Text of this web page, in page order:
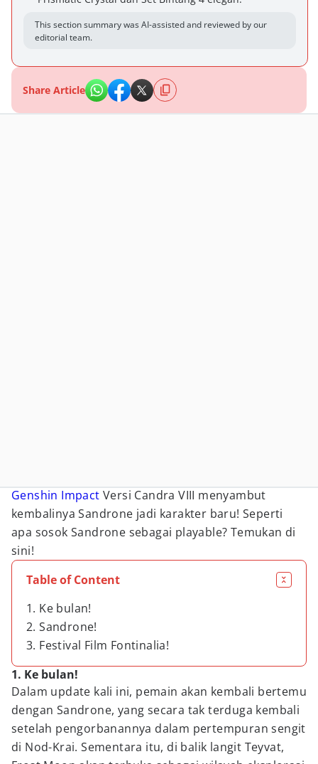
This section summary was AI-assisted and reviewed by our
editorial team.
Share Article
Genshin Impact Versi Candra VIII menyambut
kembalinya Sandrone jadi karakter baru! Seperti
apa sosok Sandrone sebagai playable? Temukan di
sini!
Table of Content
1. Ke bulan!
2. Sandrone!
3. Festival Film Fontinalia!
1. Ke bulan!
Dalam update kali ini, pemain akan kembali bertemu
dengan Sandrone, yang secara tak terduga kembali
setelah pengorbanannya dalam pertempuran sengit
di Nod-Krai. Sementara itu, di balik langit Teyvat,